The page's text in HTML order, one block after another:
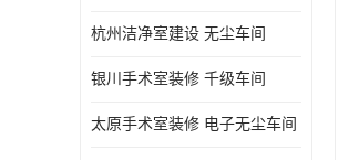
杭州洁净室建设 无尘车间
银川手术室装修 千级车间
太原手术室装修 电子无尘车间